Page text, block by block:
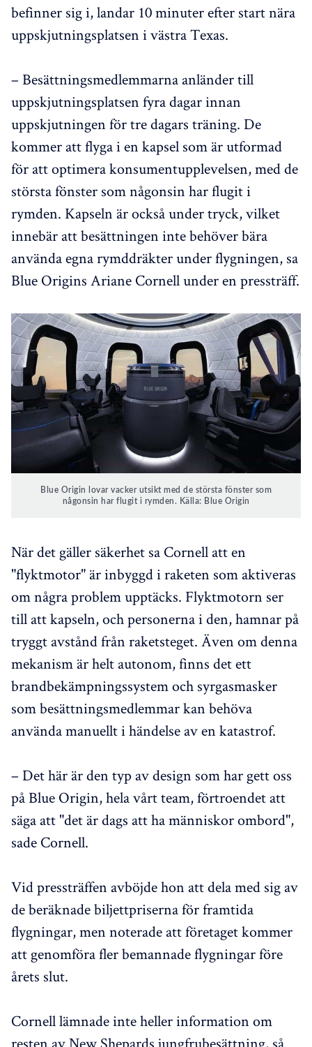
befinner sig i, landar 10 minuter efter start nära
uppskjutningsplatsen i västra Texas.
– Besättningsmedlemmarna anländer till
uppskjutningsplatsen fyra dagar innan
uppskjutningen för tre dagars träning. De
kommer att flyga i en kapsel som är utformad
för att optimera konsumentupplevelsen, med de
största fönster som någonsin har flugit i
rymden. Kapseln är också under tryck, vilket
innebär att besättningen inte behöver bära
använda egna rymddräkter under flygningen, sa
Blue Origins Ariane Cornell under en pressträff.
Blue Origin lovar vacker utsikt med de största fönster som
någonsin har flugit i rymden. Källa: Blue Origin
När det gäller säkerhet sa Cornell att en
"flyktmotor" är inbyggd i raketen som aktiveras
om några problem upptäcks. Flyktmotorn ser
till att kapseln, och personerna i den, hamnar på
tryggt avstånd från raketsteget. Även om denna
mekanism är helt autonom, finns det ett
brandbekämpningssystem och syrgasmasker
som besättningsmedlemmar kan behöva
använda manuellt i händelse av en katastrof.
– Det här är den typ av design som har gett oss
på Blue Origin, hela vårt team, förtroendet att
säga att "det är dags att ha människor ombord",
sade Cornell.
Vid pressträffen avböjde hon att dela med sig av
de beräknade biljettpriserna för framtida
flygningar, men noterade att företaget kommer
att genomföra fler bemannade flygningar före
årets slut.
Cornell lämnade inte heller information om
resten av New Shepards jungfrubesättning, så